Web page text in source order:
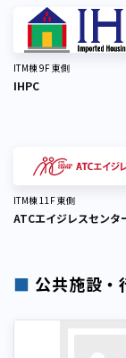
ITM棟 9F 東側
IHPC
ITM棟 11F 東側
ATCエイジレスセンタ
■ 公共施設・